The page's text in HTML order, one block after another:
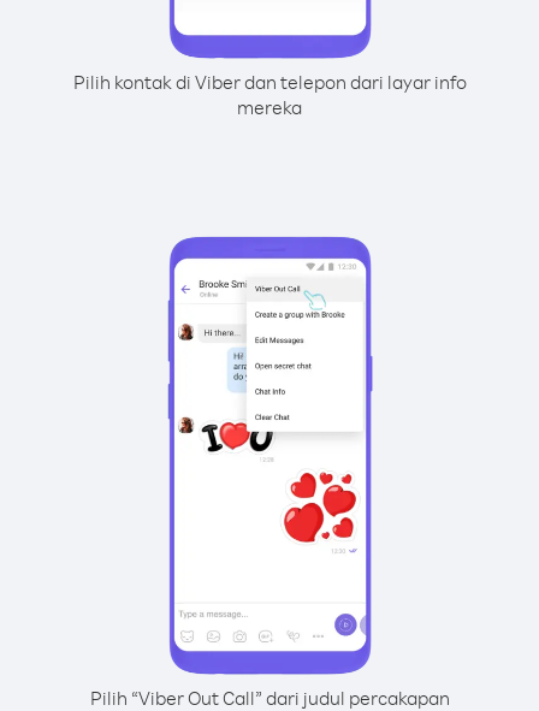
Pilih kontak di Viber dan telepon dari layar info
mereka
Pilih “Viber Out Call” dari judul percakapan